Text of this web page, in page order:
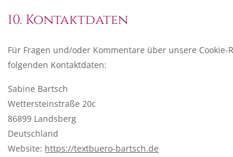
10. Kontaktdaten
Für Fragen und/oder Kommentare über unsere
folgenden Kontaktdaten:
Sabine Bartsch
Wettersteinstraße 20c
86899 Landsberg
Deutschland
Website: https://textbuero-bartsch.de